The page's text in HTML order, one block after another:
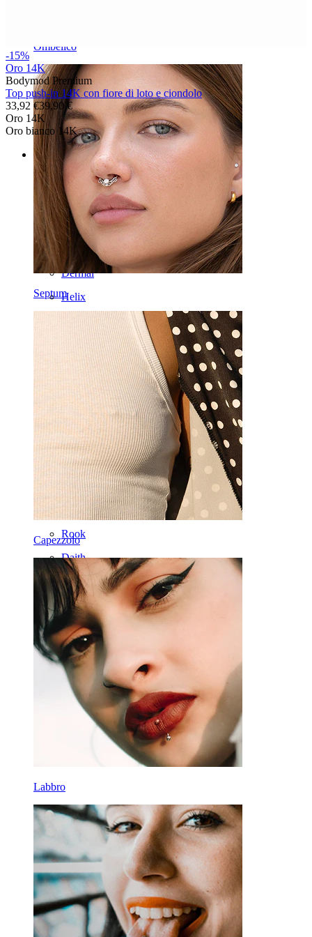
Ombelico
Septum
Capezzolo
Labbro
-15%
Oro 14K
Bodymod Premium
Top push-in 14K con fiore di loto e ciondolo
33,92 €39,90 €
Oro 14K
Oro bianco 14K
Categories
Ombelico
Labbro
Capezzolo
Industrial
Dermal
Helix
Orecchio
Septum
Oro 14K
Fake piercing
Labret
Lingua
Naso
Tragus
Barbell
Rook
Daith
Ferri di cavallo
Cerchi
Attrezzi
Banane
Lobo
Titanio